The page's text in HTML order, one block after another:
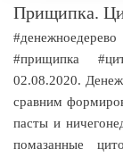
Прищипка.
#прищипка
02.08.2020.
сравним
пасты и
помазанные